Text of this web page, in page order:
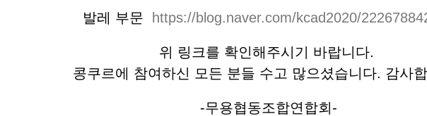
발레 부문 https://blog.naver.com/kcad2020/
위 링크를 확인해주시기 바랍니다.
콩쿠르에 참여하신 모든 분들 수고 많으셨습니다. 감사
-무용협동조합연합회-